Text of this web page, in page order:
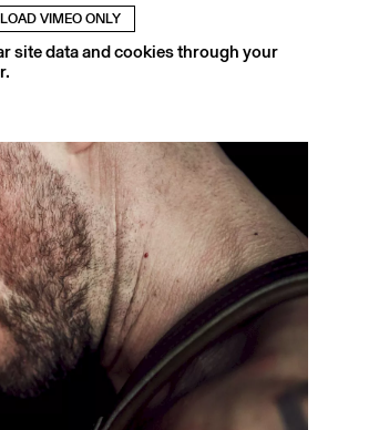
LOAD VIMEO ONLY
site data and cookies through your